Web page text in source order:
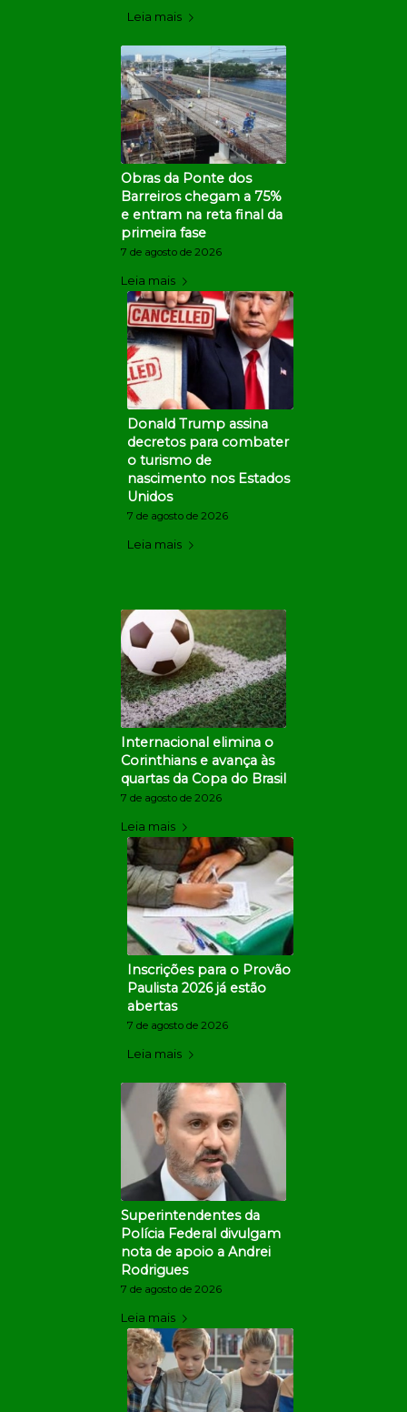
Leia mais
Obras da Ponte dos
Barreiros chegam a 75%
e entram na reta final da
primeira fase
7 de agosto de 2026
Leia mais
Donald Trump assina
decretos para combater
o turismo de
nascimento nos Estados
Unidos
7 de agosto de 2026
Leia mais
Internacional elimina o
Corinthians e avança às
quartas da Copa do Brasil
7 de agosto de 2026
Leia mais
Inscrições para o Provão
Paulista 2026 já estão
abertas
7 de agosto de 2026
Leia mais
Superintendentes da
Polícia Federal divulgam
nota de apoio a Andrei
Rodrigues
7 de agosto de 2026
Leia mais